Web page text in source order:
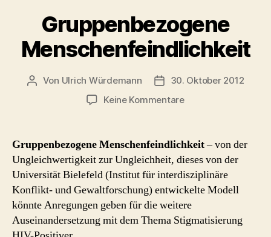
Gruppenbezogene
Menschenfeindlichkeit
Beitragsautor
Von Ulrich Würdemann Beitragsdatum
30. Oktober 2012
Keine Kommentarezu
Gruppenbezogene Menschenfeindlichkeit– von der
Ungleichwertigkeit zur Ungleichheit, dieses von der
Universität Bielefeld (Institut für interdisziplinäre
Konflikt- und Gewaltforschung) entwickelte Modell
könnte Anregungen geben für die weitere
Auseinandersetzung mit dem Thema Stigmatisierung